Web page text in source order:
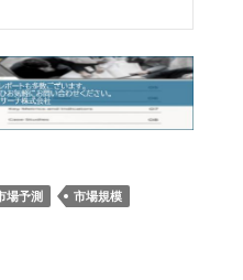
場予測
市場規模